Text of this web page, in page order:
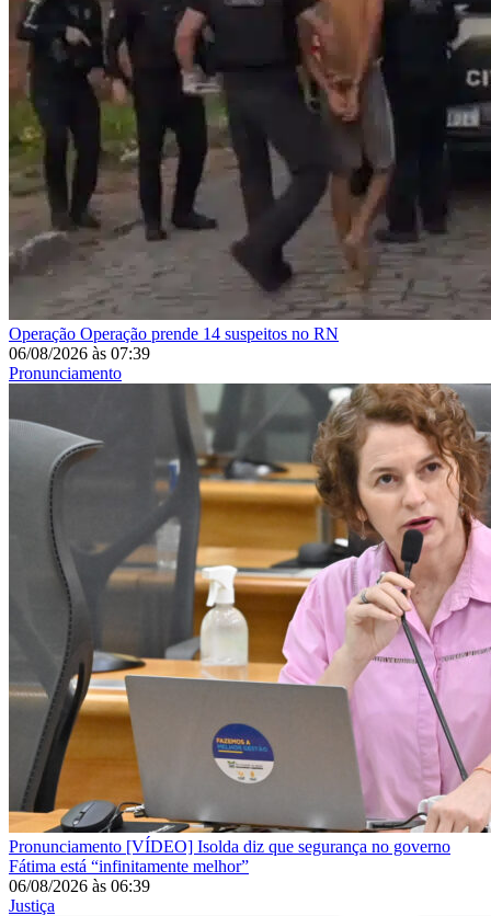
Operação Operação prende 14 suspeitos no RN
06/08/2026 às 07:39
Pronunciamento
Pronunciamento [VÍDEO] Isolda diz que segurança no governo
Fátima está “infinitamente melhor”
06/08/2026 às 06:39
Justiça